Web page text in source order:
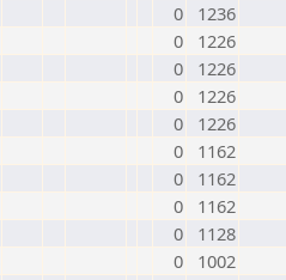
0
1236
0
1226
0
1226
0
1226
0
1226
0
1162
0
1162
0
1162
0
1128
0
1002